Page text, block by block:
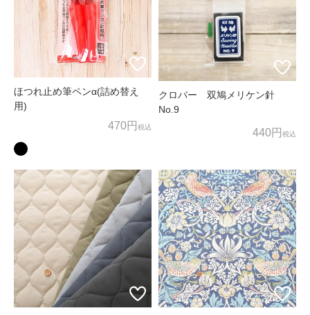
お客様相談窓口
〒600-8004
京都府京都市下京区四条通麩屋町東入奈良物町362 株式会社ノム
ラテーラー
担当：オンラインショップ係
オンラインショップ直通TEL/FAX：075-257-7781
ほつれ止め筆ペンα(詰め替え
用)
470円 税込
クロバー 双鳩メリケン針
No.9
440円 税込